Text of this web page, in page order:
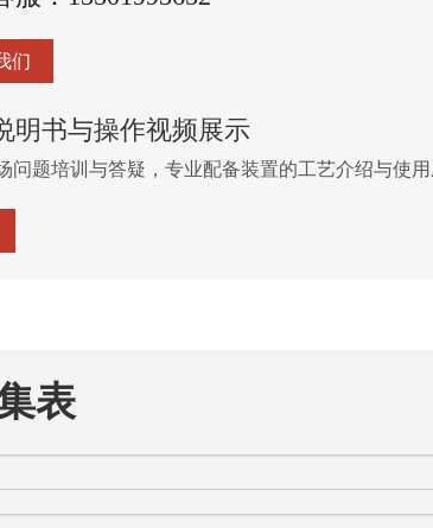
们
明书与操作视频展示
问题培训与答疑，专业配备装置的工艺介绍与使用
表